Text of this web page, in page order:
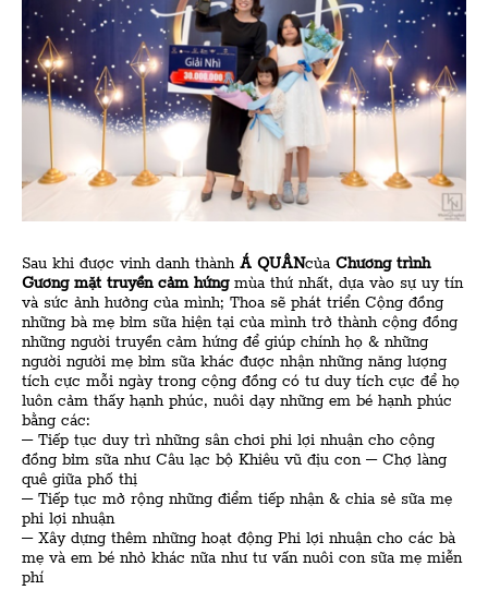
Sau khi được vinh danh thành Á QUÂNcủa Chương trình
Gương mặt truyền cảm hứng mùa thứ nhất, dựa vào sự uy tín
và sức ảnh hưởng của mình; Thoa sẽ phát triển Cộng đồng
những bà mẹ bỉm sữa hiện tại của mình trở thành cộng đồng
những người truyền cảm hứng để giúp chính họ & những
người người mẹ bỉm sữa khác được nhận những năng lượng
tích cực mỗi ngày trong cộng đồng có tư duy tích cực để họ
luôn cảm thấy hạnh phúc, nuôi dạy những em bé hạnh phúc
bằng các:
– Tiếp tục duy trì những sân chơi phi lợi nhuận cho cộng
đồng bỉm sữa như Câu lạc bộ Khiêu vũ địu con – Chợ làng
quê giữa phố thị
– Tiếp tục mở rộng những điểm tiếp nhận & chia sẻ sữa mẹ
phi lợi nhuận
– Xây dựng thêm những hoạt động Phi lợi nhuận cho các bà
mẹ và em bé nhỏ khác nữa như tư vấn nuôi con sữa mẹ miễn
phí